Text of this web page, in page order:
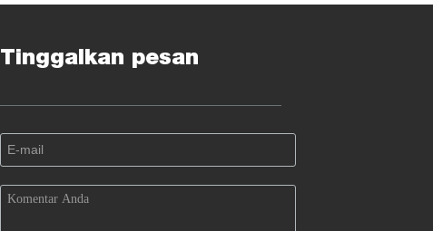
Tinggalkan pesan